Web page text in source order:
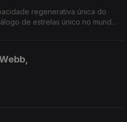
regenerativa única do
de estrelas único no mundo